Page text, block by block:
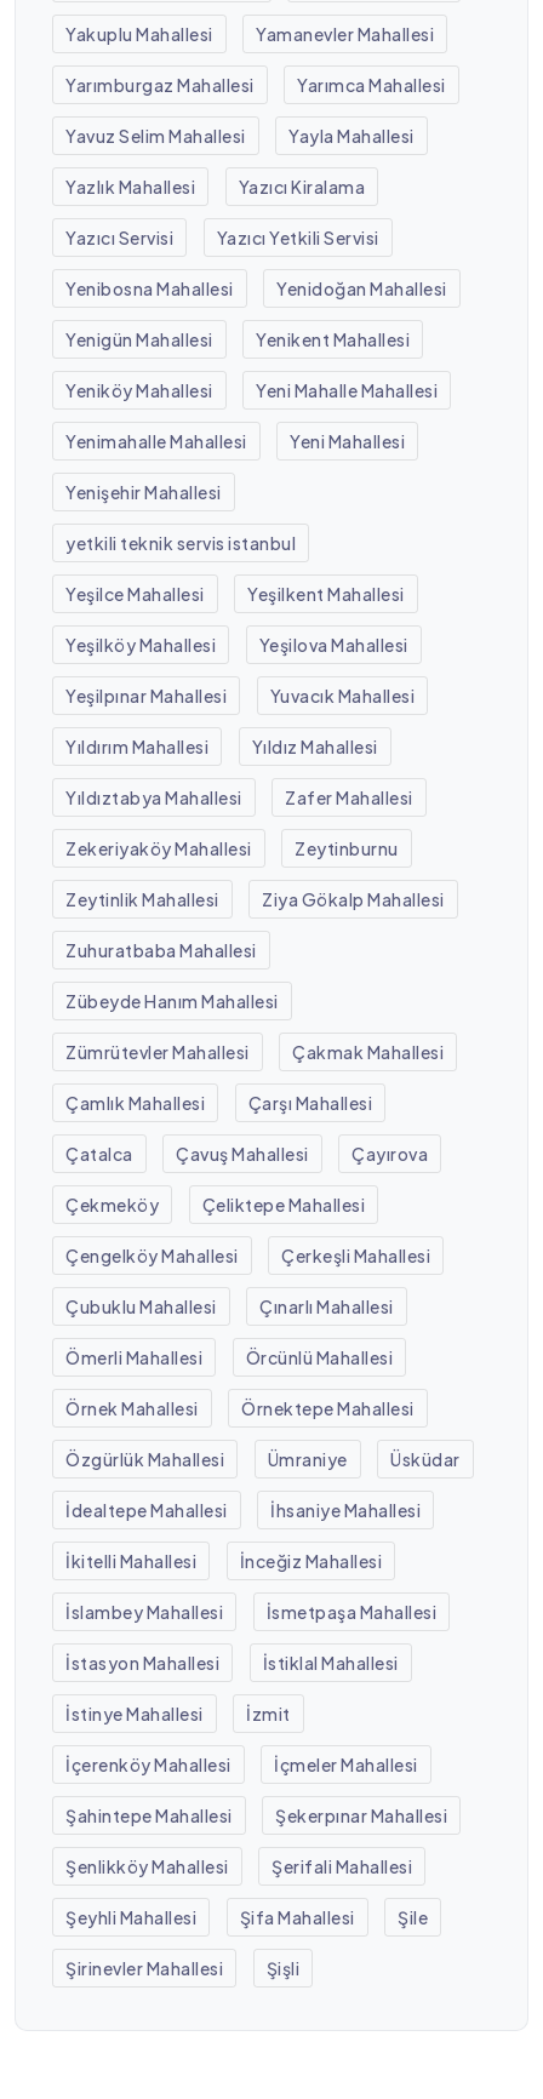
Yakuplu Mahallesi Yamanevler Mahallesi
Yarımburgaz Mahallesi Yarımca Mahallesi
Yavuz Selim Mahallesi Yayla Mahallesi
Yazlık Mahallesi Yazıcı Kiralama
Yazıcı Servisi Yazıcı Yetkili Servisi
Yenibosna Mahallesi Yenidoğan Mahallesi
Yenigün Mahallesi Yenikent Mahallesi
Yeniköy Mahallesi Yeni Mahalle Mahallesi
Yenimahalle Mahallesi Yeni Mahallesi
Yenişehir Mahallesi
yetkili teknik servis istanbul
Yeşilce Mahallesi Yeşilkent Mahallesi
Yeşilköy Mahallesi Yeşilova Mahallesi
Yeşilpınar Mahallesi Yuvacık Mahallesi
Yıldırım Mahallesi Yıldız Mahallesi
Yıldıztabya Mahallesi Zafer Mahallesi
Zekeriyaköy Mahallesi Zeytinburnu
Zeytinlik Mahallesi Ziya Gökalp Mahallesi
Zuhuratbaba Mahallesi
Zübeyde Hanım Mahallesi
Zümrütevler Mahallesi Çakmak Mahallesi
Çamlık Mahallesi Çarşı Mahallesi
Çatalca Çavuş Mahallesi Çayırova
Çekmeköy Çeliktepe Mahallesi
Çengelköy Mahallesi Çerkeşli Mahallesi
Çubuklu Mahallesi Çınarlı Mahallesi
Ömerli Mahallesi Örcünlü Mahallesi
Örnek Mahallesi Örnektepe Mahallesi
Özgürlük Mahallesi Ümraniye Üsküdar
İdealtepe Mahallesi İhsaniye Mahallesi
İkitelli Mahallesi İnceğiz Mahallesi
İslambey Mahallesi İsmetpaşa Mahallesi
İstasyon Mahallesi İstiklal Mahallesi
İstinye Mahallesi İzmit
İçerenköy Mahallesi İçmeler Mahallesi
Şahintepe Mahallesi Şekerpınar Mahallesi
Şenlikköy Mahallesi Şerifali Mahallesi
Şeyhli Mahallesi Şifa Mahallesi Şile
Şirinevler Mahallesi Şişli